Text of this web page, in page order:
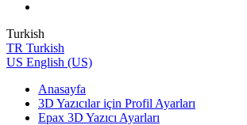
Turkish
TR Turkish
US English (US)
Anasayfa
3D Yazıcılar için Profil Ayarları
Epax 3D Yazıcı Ayarları